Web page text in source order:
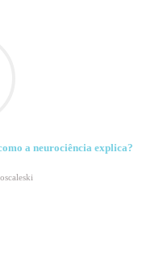
a neurociência explica?